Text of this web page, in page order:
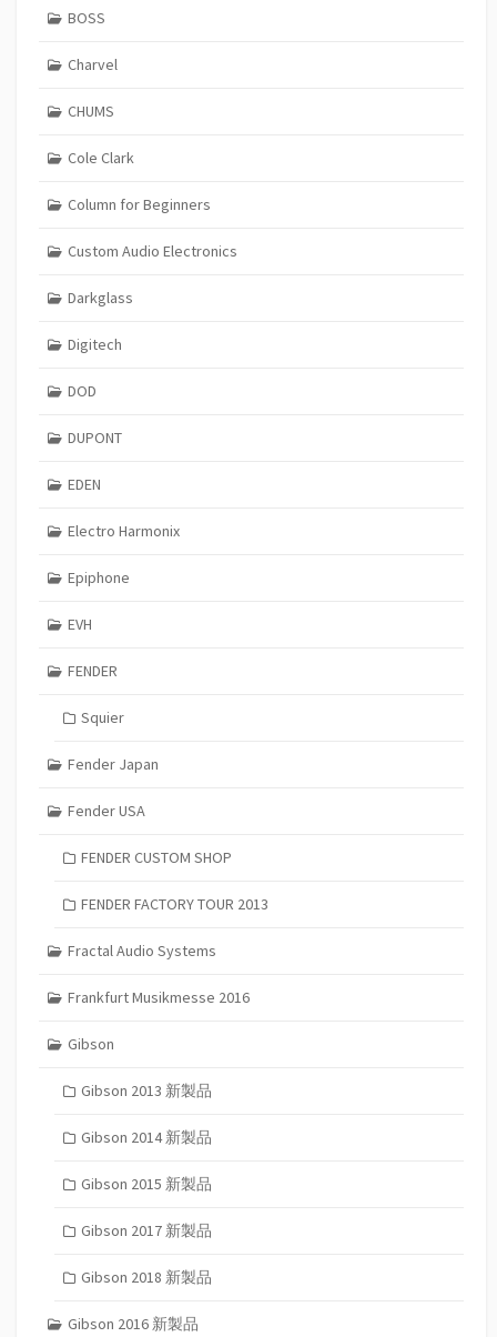
BOSS
Charvel
CHUMS
Cole Clark
Column for Beginners
Custom Audio Electronics
Darkglass
Digitech
DOD
DUPONT
EDEN
Electro Harmonix
Epiphone
EVH
FENDER
Squier
Fender Japan
Fender USA
FENDER CUSTOM SHOP
FENDER FACTORY TOUR 2013
Fractal Audio Systems
Frankfurt Musikmesse 2016
Gibson
Gibson 2013 新製品
Gibson 2014 新製品
Gibson 2015 新製品
Gibson 2017 新製品
Gibson 2018 新製品
Gibson 2016 新製品